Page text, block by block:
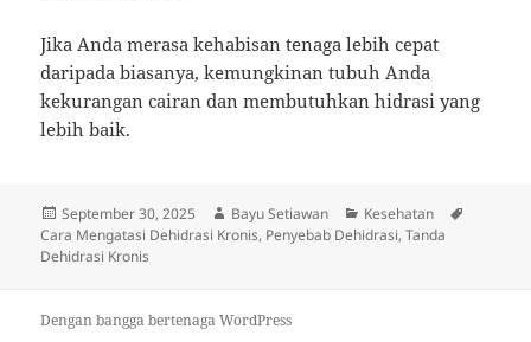
Jika Anda merasa kehabisan tenaga lebih cepat
daripada biasanya, kemungkinan tubuh Anda
kekurangan cairan dan membutuhkan hidrasi yang
lebih baik.
Diposkan
pada
September 30, 2025 Penulis
Bayu Setiawan Kategori
Kesehatan
Cara Mengatasi Dehidrasi Kronis, Penyebab Dehidrasi,Tanda
Dehidrasi Kronis
Dengan bangga bertenaga WordPress